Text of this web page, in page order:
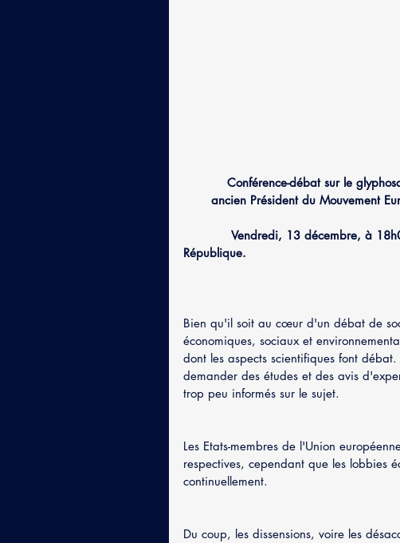
ancien Président du Mouvement
République.
Bien qu'il soit au cœur d'un débat de
économiques, sociaux et
dont les aspects scientifiques font
demander des études et des avis
trop peu informés sur le sujet.
Les Etats-membres de l'Union
respectives, cependant que les lobbies
continuellement.
Du coup, les dissensions, voire les